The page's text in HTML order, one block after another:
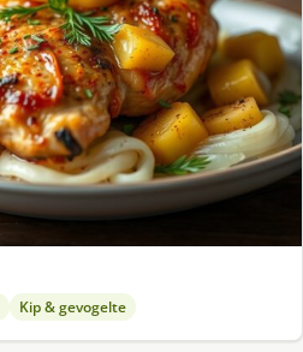
Kip & gevogelte